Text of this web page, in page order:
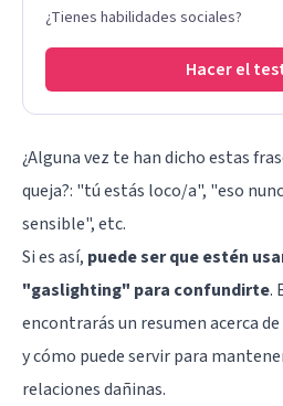
¿Tienes habilidades sociales?
Hacer el
¿Alguna vez te han dicho estas
queja?: "tú estás loco/a", "eso
sensible", etc.
Si es así, puede ser que estén
"gaslighting" para confundirte.
encontrarás un resumen acerca
y cómo puede servir para
relaciones dañinas.